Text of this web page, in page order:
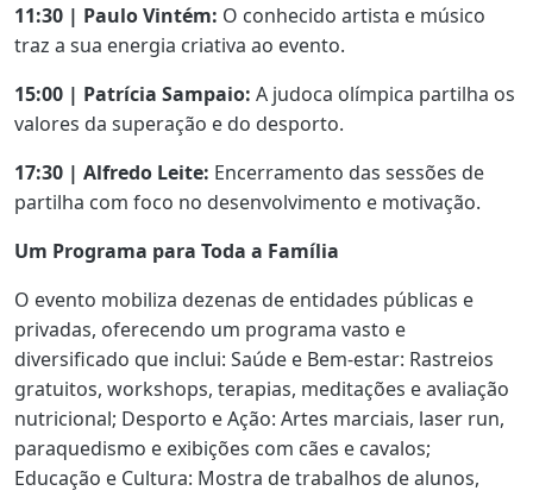
11:30 | Paulo Vintém: O conhecido artista e músico
traz a sua energia criativa ao evento.
15:00 | Patrícia Sampaio: A judoca olímpica partilha os
valores da superação e do desporto.
17:30 | Alfredo Leite: Encerramento das sessões de
partilha com foco no desenvolvimento e motivação.
Um Programa para Toda a Família
O evento mobiliza dezenas de entidades públicas e
privadas, oferecendo um programa vasto e
diversificado que inclui: Saúde e Bem-estar: Rastreios
gratuitos, workshops, terapias, meditações e avaliação
nutricional; Desporto e Ação: Artes marciais, laser run,
paraquedismo e exibições com cães e cavalos;
Educação e Cultura: Mostra de trabalhos de alunos,